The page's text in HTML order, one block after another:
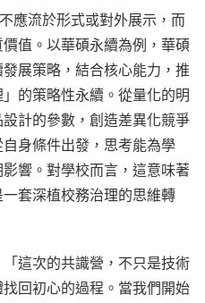
應流於形式或對外展示，而
值。以華碩永續為例，華碩
展策略，結合核心能力，推
的策略性永續。從量化的明
計的參數，創造差異化競爭
身條件出發，思考能為學
響。對學校而言，這意味著
套深植校務治理的思維轉
這次的共識營，不只是技術
回初心的過程。當我們開始